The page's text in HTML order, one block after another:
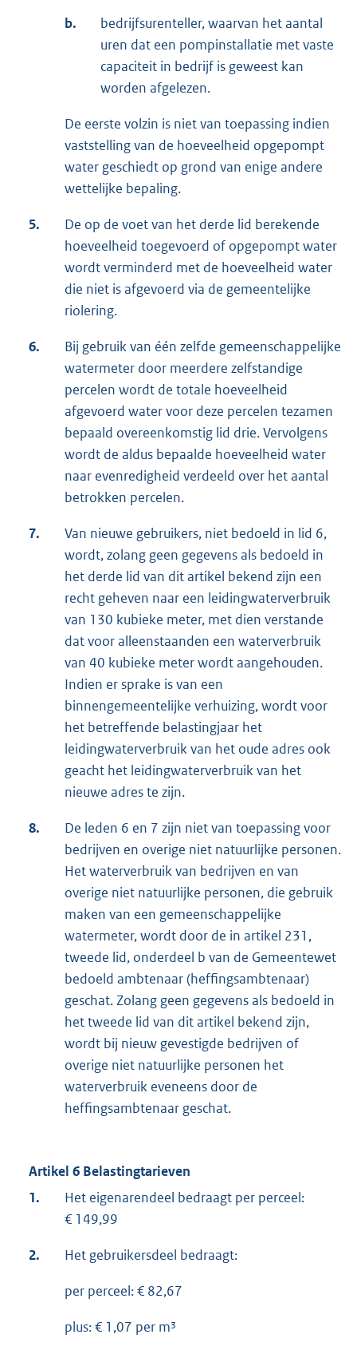
b.
bedrijfsurenteller, waarvan het aantal
uren dat een pompinstallatie met vaste
capaciteit in bedrijf is geweest kan
worden afgelezen.
De eerste volzin is niet van toepassing indien
vaststelling van de hoeveelheid opgepompt
water geschiedt op grond van enige andere
wettelijke bepaling.
5.
De op de voet van het derde lid berekende
hoeveelheid toegevoerd of opgepompt water
wordt verminderd met de hoeveelheid water
die niet is afgevoerd via de gemeentelijke
riolering.
6.
Bij gebruik van één zelfde gemeenschappelijke
watermeter door meerdere zelfstandige
percelen wordt de totale hoeveelheid
afgevoerd water voor deze percelen tezamen
bepaald overeenkomstig lid drie. Vervolgens
wordt de aldus bepaalde hoeveelheid water
naar evenredigheid verdeeld over het aantal
betrokken percelen.
7.
Van nieuwe gebruikers, niet bedoeld in lid 6,
wordt, zolang geen gegevens als bedoeld in
het derde lid van dit artikel bekend zijn een
recht geheven naar een leidingwaterverbruik
van 130 kubieke meter, met dien verstande
dat voor alleenstaanden een waterverbruik
van 40 kubieke meter wordt aangehouden.
Indien er sprake is van een
binnengemeentelijke verhuizing, wordt voor
het betreffende belastingjaar het
leidingwaterverbruik van het oude adres ook
geacht het leidingwaterverbruik van het
nieuwe adres te zijn.
8.
De leden 6 en 7 zijn niet van toepassing voor
bedrijven en overige niet natuurlijke personen.
Het waterverbruik van bedrijven en van
overige niet natuurlijke personen, die gebruik
maken van een gemeenschappelijke
watermeter, wordt door de in artikel 231,
tweede lid, onderdeel b van de Gemeentewet
bedoeld ambtenaar (heffingsambtenaar)
geschat. Zolang geen gegevens als bedoeld in
het tweede lid van dit artikel bekend zijn,
wordt bij nieuw gevestigde bedrijven of
overige niet natuurlijke personen het
waterverbruik eveneens door de
heffingsambtenaar geschat.
Artikel 6 Belastingtarieven
1.
Het eigenarendeel bedraagt per perceel:
€ 149,99
2. Het gebruikersdeel bedraagt:
per perceel: € 82,67
plus: € 1,07 per m³